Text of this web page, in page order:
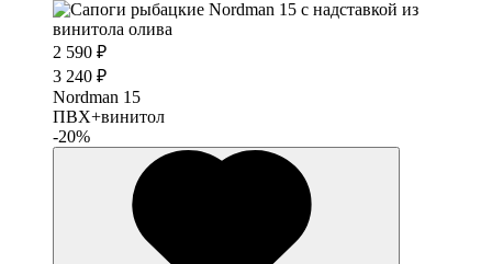
2 590 ₽
3 240 ₽
Nordman 15
ПВХ+винитол
-20%